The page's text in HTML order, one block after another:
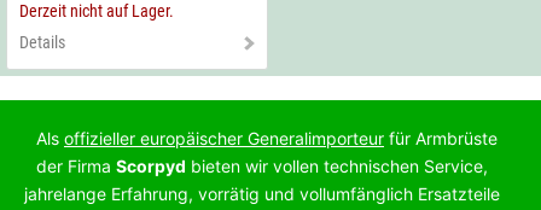
Derzeit nicht auf Lager.
Details
Als offizieller europäischer Generalimporteur für Armbrüste
der Firma Scorpyd bieten wir vollen technischen Service,
jahrelange Erfahrung, vorrätig und vollumfänglich Ersatzteile